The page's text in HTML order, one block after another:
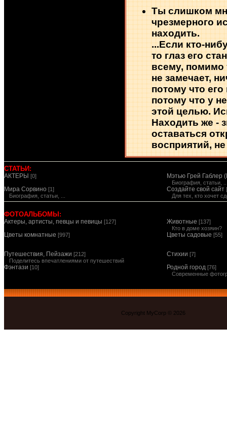
Ты слишком
чрезмерного
находить.
...Если кто-
то глаз его
всему, помимо
не замечает,
потому что
потому что у
этой целью.
Находить же -
оставаться
восприятий,
СТАТЬИ:
АКТЕРЫ [0] Мэтью Грей Габлер
Биография, статьи,
Мира Сорвино [1]
Биография, статьи, ...
Создайте свой сайт
Для тех, кто хочет
ФОТОАЛЬБОМЫ:
Актеры, артисты, певцы и певицы [127] Животные [137]
Кто в доме хозяин?
Цветы комнатные [997] Цветы садовые [55]
Путешествия, Пейзажи [212]
Поделитесь впечатлениями от путешествий
Стихии [7]
Фэнтази [10] Родной город [76]
Современные
Copyright MyCorp © 2026